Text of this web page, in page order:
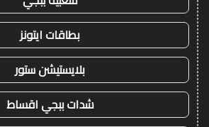
بطاقات ايتونز
بلايستيشن ستور
شدات ببجي اقساط